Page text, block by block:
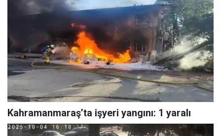
Kahramanmaraş’ta işyeri yangını: 1 yaralı